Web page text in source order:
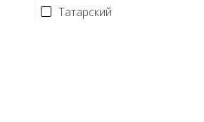
Татарский